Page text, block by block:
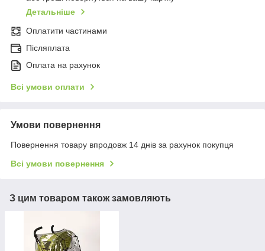
Детальніше
Оплатити частинами
Післяплата
Оплата на рахунок
Всі умови оплати
Умови повернення
Повернення товару впродовж 14 днів за рахунок покупця
Всі умови повернення
З цим товаром також замовляють